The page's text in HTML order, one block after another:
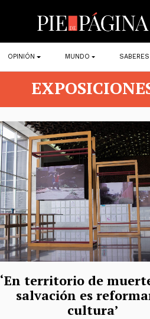
OPINIÓN MUNDO SABERES
‘En territorio de
salvación es
cultura’